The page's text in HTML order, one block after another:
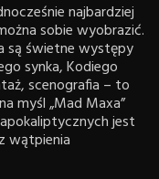
najbardziej
sobie wyobrazić.
są świetne występy
synka, Kodiego
scenografia – to
myśl „Mad Maxa”
jest
wątpienia